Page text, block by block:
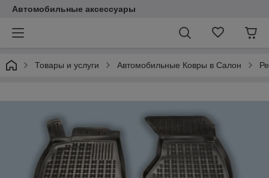
Автомобильные аксессуары
Товары и услуги Автомобильные Ковры в Салон